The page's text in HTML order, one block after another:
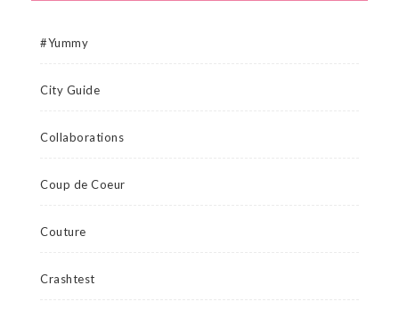
#Yummy
City Guide
Collaborations
Coup de Coeur
Couture
Crashtest